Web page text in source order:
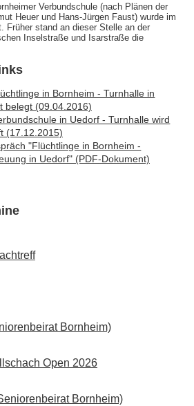
Verbundschule (nach Plänen der
Heuer und Hans-Jürgen Faust) wurde im
Früher stand an dieser Stelle an der
Inselstraße und Isarstraße die
in Bornheim - Turnhalle in
belegt (09.04.2016)
in Uedorf - Turnhalle wird
(17.12.2015)
"Flüchtlinge in Bornheim -
in Uedorf" (PDF-Dokument)
Bornheim)
Open 2026
Bornheim)